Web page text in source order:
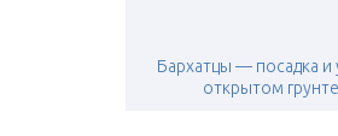
Бархатцы — посадка и
открытом грунте